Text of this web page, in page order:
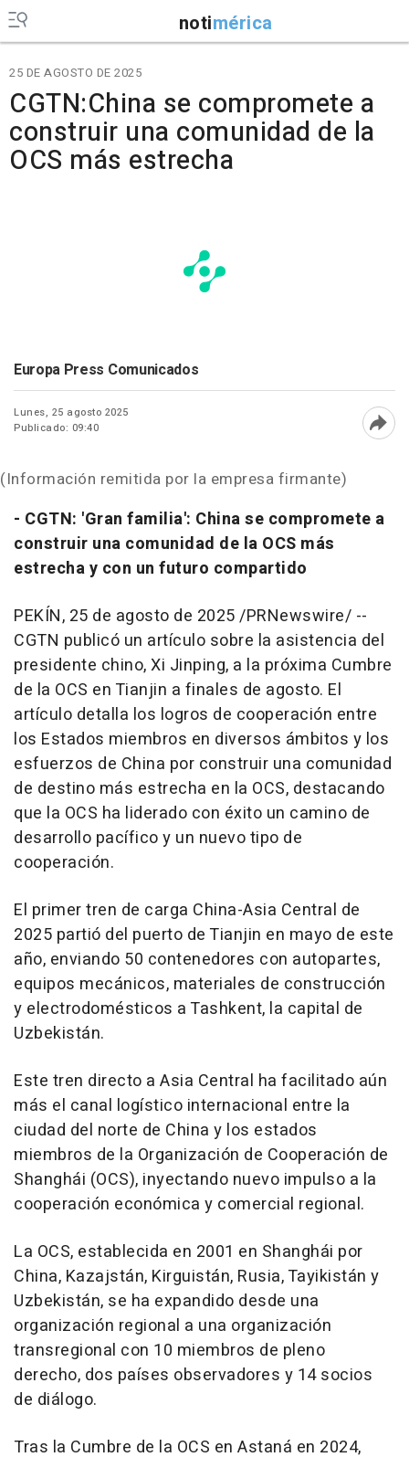
notimérica
25 DE AGOSTO DE 2025
CGTN:China se compromete a
construir una comunidad de la
OCS más estrecha
Europa Press Comunicados
Lunes, 25 agosto 2025
Publicado: 09:40
(Información remitida por la empresa firmante)
- CGTN: 'Gran familia': Chinase compromete a
construir una comunidad de la OCS más
estrecha y con un futuro compartido
PEKÍN, 25 de agosto de 2025/PRNewswire/ --
CGTN publicó un artículo sobre la asistencia del
presidente chino, Xi Jinping, a la próxima Cumbre
de la OCS en Tianjin a finales de agosto. El
artículo detalla los logros de cooperación entre
los Estados miembros en diversos ámbitos y los
esfuerzos de China por construir una comunidad
de destino más estrecha en la OCS, destacando
que la OCS ha liderado con éxito un camino de
desarrollo pacífico y un nuevo tipo de
cooperación.
El primer tren de carga China-Asia Central de
2025 partió del puerto de Tianjin en mayo de este
año, enviando 50 contenedores con autopartes,
equipos mecánicos, materiales de construcción
y electrodomésticos a Tashkent, la capital de
Uzbekistán.
Este tren directo a Asia Central ha facilitado aún
más el canal logístico internacional entre la
ciudad del norte de China y los estados
miembros de la Organización de Cooperación de
Shanghái (OCS), inyectando nuevo impulso a la
cooperación económica y comercial regional.
La OCS, establecida en 2001 en Shanghái por
China, Kazajstán, Kirguistán, Rusia, Tayikistán y
Uzbekistán, se ha expandido desde una
organización regional a una organización
transregional con 10 miembros de pleno
derecho, dos países observadores y 14 socios
de diálogo.
Tras la Cumbre de la OCS en Astaná en 2024,